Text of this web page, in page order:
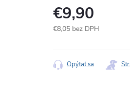
€9,90
€8,05 bez DPH
cena:
Opýtať sa